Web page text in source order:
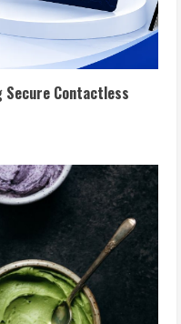
Secure Contactless